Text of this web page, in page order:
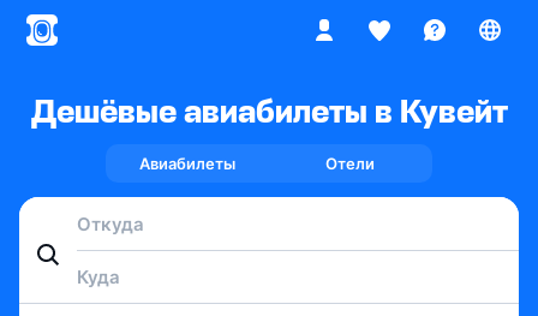
Дешёвые авиабилеты в Кувейт
Авиабилеты Отели